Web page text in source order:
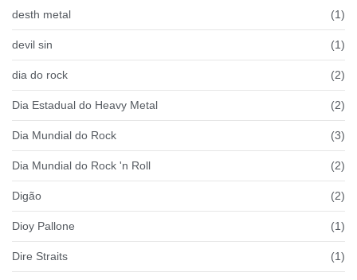
desth metal (1)
devil sin (1)
dia do rock (2)
Dia Estadual do Heavy Metal (2)
Dia Mundial do Rock (3)
Dia Mundial do Rock 'n Roll (2)
Digão (2)
Dioy Pallone (1)
Dire Straits (1)